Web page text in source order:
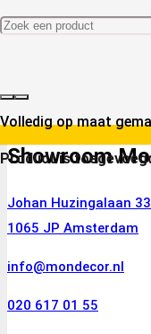
Productis
Volledig op maat
Showroom
Johan Huzingalaan
1065 JP Amsterdam
info@mondecor.nl
020 617 01 55